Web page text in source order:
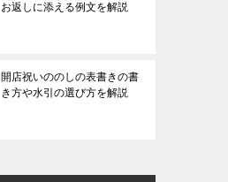
お返しに添える例文を解説
開店祝いののしの表書きの書
き方や水引の選び方を解説